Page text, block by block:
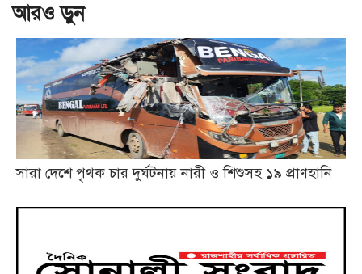
আরও ড়ুন
সারা দেশে পৃথক চার দুর্ঘটনায় নারী ও শিশুসহ ১৯ প্রাণহানি